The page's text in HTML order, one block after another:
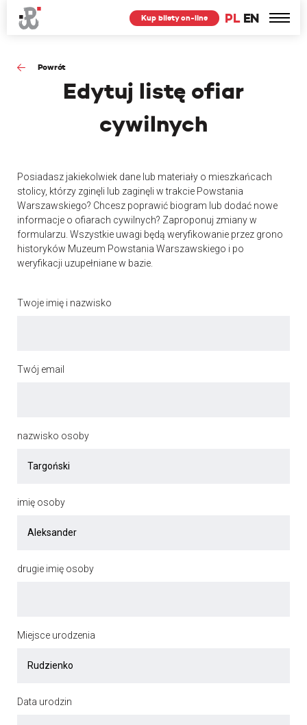
PL EN
Kup bilety on-line
Powrót
Edytuj listę ofiar
cywilnych
Posiadasz jakiekolwiek dane lub materiały o mieszkańcach
stolicy, którzy zginęli lub zaginęli w trakcie Powstania
Warszawskiego? Chcesz poprawić biogram lub dodać nowe
informacje o ofiarach cywilnych? Zaproponuj zmiany w
formularzu. Wszystkie uwagi będą weryfikowanie przez grono
historyków Muzeum Powstania Warszawskiego i po
weryfikacji uzupełniane w bazie.
Twoje imię i nazwisko
Twój email
nazwisko osoby
imię osoby
drugie imię osoby
Miejsce urodzenia
Data urodzin